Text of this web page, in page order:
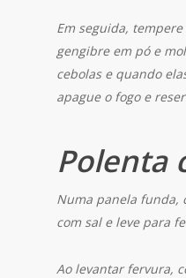
Em seguida,
gengibre em pó e
cebolas e quando
apague o fogo e
Polenta
Numa panela funda,
com sal e leve para
Ao levantar fervura,